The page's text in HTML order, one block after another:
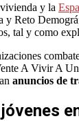
y la
y Reto
tal y como
A Vivir A
anuncios de